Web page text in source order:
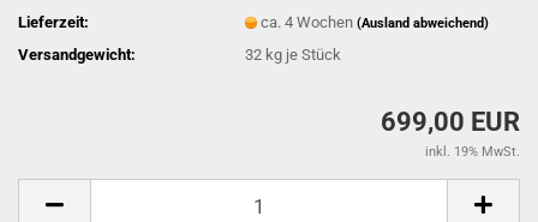
Lieferzeit:
ca. 4 Wochen(Ausland abweichend)
Versandgewicht: 32 kg je Stück
699,00 EUR
inkl. 19% MwSt.